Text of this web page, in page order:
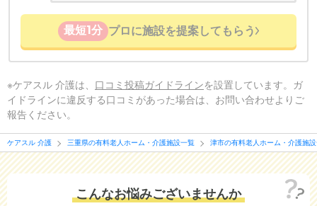
最短1分 プロに施設を提案してもらう
※ケアスル 介護は、 口コミ投稿ガイドラインを設置しています。ガ
イドラインに違反する口コミがあった場合は、お問い合わせよりご
報告ください。
ケアスル 介護 三重県の有料老人ホーム・介護施設一覧 津市の有料老人ホーム・介護施
こんなお悩みございませんか